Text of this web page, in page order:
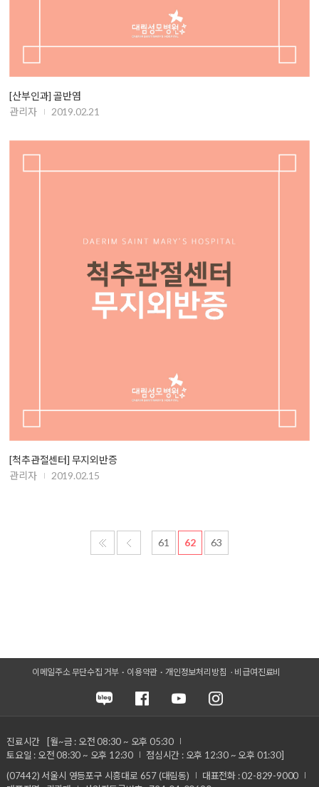
[산부인과] 골반염
관리자
2019.02.21
[척추관절센터] 무지외반증
관리자
2019.02.15
61 62 63
이메일주소 무단수집 거부 이용약관 개인정보처리방침 비급여진료비
진료시간
[월~금 : 오전 08:30 ~ 오후 05:30
토요일 : 오전 08:30 ~ 오후 12:30
점심시간 : 오후 12:30 ~ 오후 01:30]
(07442) 서울시 영등포구 시흥대로 657 (대림동)
대표전화 : 02-829-9000